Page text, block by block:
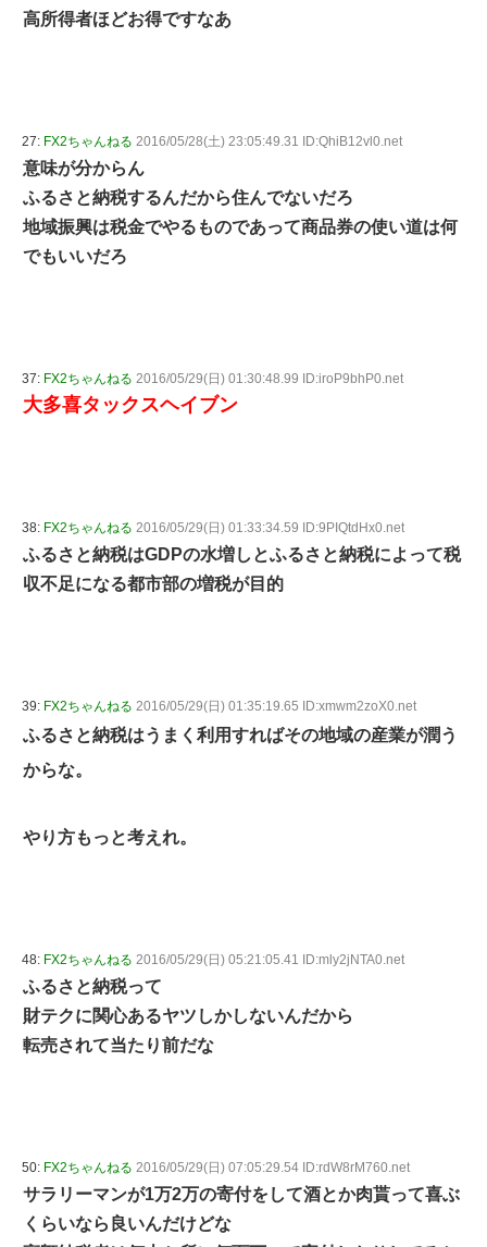
高所得者ほどお得ですなあ
27: FX2ちゃんねる 2016/05/28(土) 23:05:49.31 ID:QhiB12vl0.net
意味が分からん
ふるさと納税するんだから住んでないだろ
地域振興は税金でやるものであって商品券の使い道は何
でもいいだろ
37: FX2ちゃんねる 2016/05/29(日) 01:30:48.99 ID:iroP9bhP0.net
大多喜タックスヘイブン
38: FX2ちゃんねる 2016/05/29(日) 01:33:34.59 ID:9PIQtdHx0.net
ふるさと納税はGDPの水増しとふるさと納税によって税
収不足になる都市部の増税が目的
39: FX2ちゃんねる 2016/05/29(日) 01:35:19.65 ID:xmwm2zoX0.net
ふるさと納税はうまく利用すればその地域の産業が潤う
からな。
やり方もっと考えれ。
48: FX2ちゃんねる 2016/05/29(日) 05:21:05.41 ID:mly2jNTA0.net
ふるさと納税って
財テクに関心あるヤツしかしないんだから
転売されて当たり前だな
50: FX2ちゃんねる 2016/05/29(日) 07:05:29.54 ID:rdW8rM760.net
サラリーマンが1万2万の寄付をして酒とか肉貰って喜ぶ
くらいなら良いんだけどな